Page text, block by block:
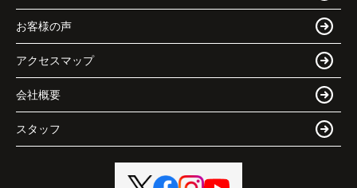
お客様の声
アクセスマップ
会社概要
スタッフ